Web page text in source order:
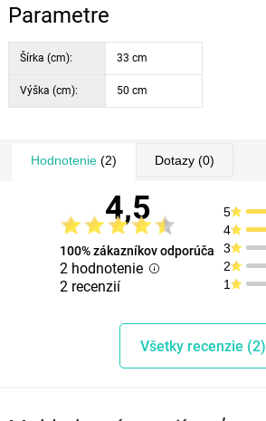
Parametre
Šírka (cm): 33 cm
Výška (cm): 50 cm
Hodnotenie(2) Dotazy(0)
4,5
100% zákazníkov odporúča
2 hodnotenie
2 recenzií
5
4
3
2
1
Všetky recenzie (2)